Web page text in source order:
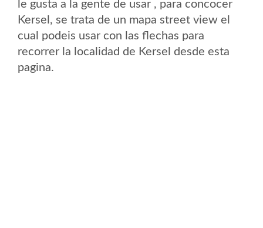
le gusta a la gente de usar , para concocer
Kersel, se trata de un mapa street view el
cual podeis usar con las flechas para
recorrer la localidad de Kersel desde esta
pagina.